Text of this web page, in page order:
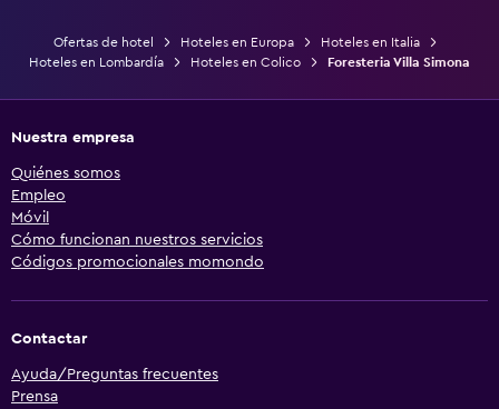
Ofertas de hotel Hoteles en Europa
Hoteles en Italia
Hoteles en Lombardía
Hoteles en Colico Foresteria Villa Simona
Nuestra empresa
Quiénes somos
Empleo
Móvil
Cómo funcionan nuestros servicios
Códigos promocionales momondo
Contactar
Ayuda/Preguntas frecuentes
Prensa